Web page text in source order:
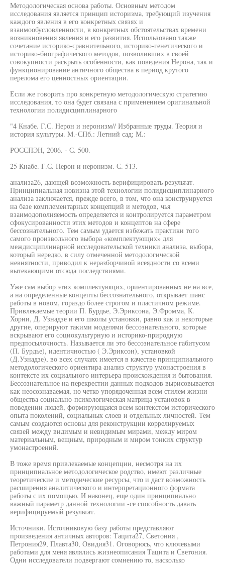
Методологическая основа работы. Основным методом
исследования является принцип историзма, требующий изучения
каждого явления в его конкретных связях и
взаимообусловленности, в конкретных обстоятельствах времени
возникновения явления и его развития. Использовано также
сочетание историко-сравнительного, историко-генетического и
историко-биографического методов, позволивших в своей
совокупности раскрыть особенности, как поведения Нерона, так и
функционирование античного общества в период крутого
перелома его ценностных ориентации.
Если же говорить про конкретную методологическую стратегию
исследования, то она будет связана с применением оригинальной
технологии полидисциплинарного
"4 Кнабе. Г.С. Нерон и неронизм// Избранные труды. Теория и
история культуры. М.-СПб.: Летний сад; М.:
РОССПЭН, 2006. - С. 500.
25 Кнабе. Г.С. Нерон и неронизм. С. 513.
анализа26, дающей возможность верифицировать результат.
Принципиальная новизна этой технологии полидисциплинарного
анализа заключается, прежде всего, в том, что она конструируется
на базе комплементарных концепций и методов, чья
взаимодополняемость определяется и контролируется параметром
сфокусированности этих методов и концептов на сфере
бессознательного. Тем самым удается избежать практики того
самого произвольного выбора «комплектующих» для
междисциплинарной исследовательской техники анализа, выбора,
который нередко, в силу отмеченной методологической
невнятности, приводил к неразборчивой всеядности со всеми
вытекающими отсюда последствиями.
Уже сам выбор этих комплектующих, ориентированных не на все,
а на определенные концепты бессознательного, открывает шанс
работы в новом, гораздо более строгом и пластичном режиме.
Привлекаемые теории П. Бурдье, Э.Эриксона, Э.Фромма, К.
Хорни, Д. Узнадзе и его школы установки, равно как и некоторые
другие, оперируют такими моделями бессознательного, которые
вскрывают его социокультурную и историко-природную
предпосылочность. Называется ли это бессознательное габитусом
(П. Бурдье), идентичностью ( Э.Эриксон), установкой
(Д.Узнадзе), во всех случаях имеется в качестве принципиального
методологического ориентира анализ структур умонастроения в
контексте их социального интерьера происхождения и бытования.
Бессознательное на перекрестии данных подходов вырисовывается
как неосознаваемая, но четко упорядоченная всем стилем жизни
общества социально-психологическая матрица установок в
поведении людей, формирующаяся всем контекстом исторического
опыта поколений, социальных слоев и отдельных личностей. Тем
самым создаются основы для реконструкции коррелируемых
связей между видимым и невидимым мирами, между миром
материальным, вещным, природным и миром тонких структур
умонастроений.
В тоже время привлекаемые концепции, несмотря на их
принципиальное методологическое родство, имеют различные
теоретические и методические ресурсы, что и даст возможность
расширения аналитического и интерпретационного формата
работы с их помощью. И наконец, еще один принципиально
важный параметр данной технологии -се способность давать
верифицируемый результат.
Источники. Источниковую базу работы представляют
произведения античных авторов: Тацита27, Светония ,
Петрония29, Плавта30, Овидия31. Оговорюсь, что ключевыми
работами для меня являлись жизнеописания Тацита и Светония.
Одни исследователи подвергают сомнению то, насколько